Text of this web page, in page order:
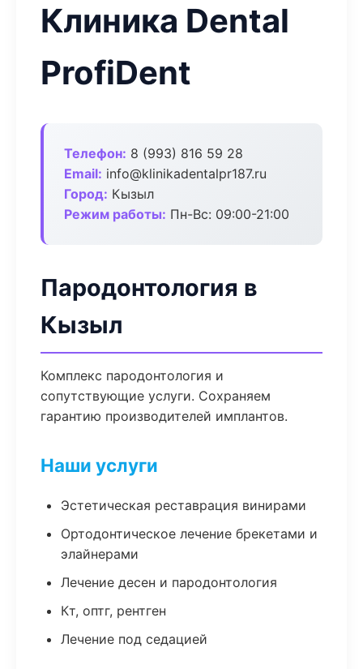
Клиника Dental
ProfiDent
Телефон: 8 (993) 816 59 28
Email: info@klinikadentalpr187.ru
Город: Кызыл
Режим работы: Пн-Вс: 09:00-21:00
Пародонтология в
Кызыл
Комплекс пародонтология и
сопутствующие услуги. Сохраняем
гарантию производителей имплантов.
Наши услуги
Эстетическая реставрация винирами
Ортодонтическое лечение брекетами и
элайнерами
Лечение десен и пародонтология
Кт, оптг, рентген
Лечение под седацией